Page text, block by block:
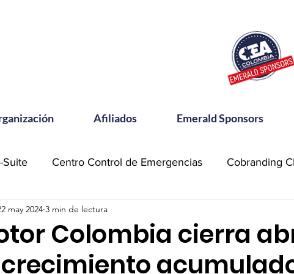
Afiliados Emerald Sponsors
Suite Centro Control de Emergencias Cobranding
OSAC Community Meets
Networking CEA Power Talks Reconocimientos
Colombia cierra
may 2024 3 min de lectura